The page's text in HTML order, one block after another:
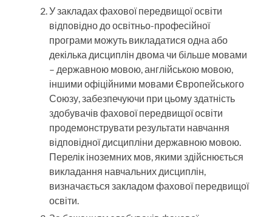
У закладах фахової передвищої освіти
відповідно до освітньо-професійної
програми можуть викладатися одна або
декілька дисциплін двома чи більше мовами
– державною мовою, англійською мовою,
іншими офіційними мовами Європейського
Союзу, забезпечуючи при цьому здатність
здобувачів фахової передвищої освіти
продемонструвати результати навчання
відповідної дисципліни державною мовою.
Перелік іноземних мов, якими здійснюється
викладання навчальних дисциплін,
визначається закладом фахової передвищої
освіти.